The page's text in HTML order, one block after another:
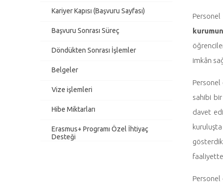
imkân
Personel
sahibi
davet
Personel
Kariyer Kapısı (Başvuru Sayfası)
Başvuru Sonrası Süreç
Döndükten Sonrası İşlemler
Belgeler
Vize işlemleri
Hibe Miktarları
Erasmus+ Programı Özel İhtiyaç
Desteği